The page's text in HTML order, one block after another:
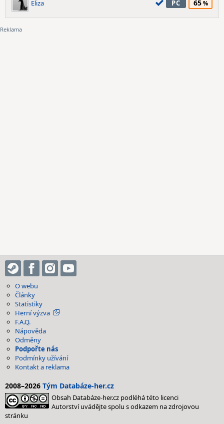
Eliza PC 65
O webu
Články
Statistiky
Herní výzva
F.A.Q.
Nápověda
Odměny
Podpořte nás
Podmínky užívání
Kontakt a reklama
2008–2026 Tým Databáze-her.cz
Obsah Databáze-her.cz podléhá této licenci
Autorství uvádějte spolu s odkazem na zdrojovou
stránku